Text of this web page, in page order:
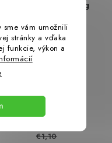
sme vám umožnili
stránky a vďaka
funkcie, výkon a
mrkva a jahoda 30 g
10 %
€1,10